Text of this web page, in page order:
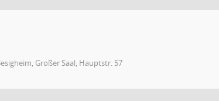
Großer Saal, Hauptstr. 57